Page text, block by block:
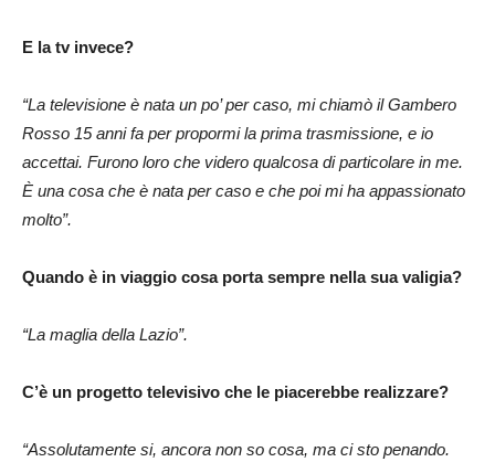
E la tv invece?
“La televisione è nata un po’ per caso, mi chiamò il Gambero
Rosso 15 anni fa per propormi la prima trasmissione, e io
accettai. Furono loro che videro qualcosa di particolare in me.
È una cosa che è nata per caso e che poi mi ha appassionato
molto”.
Quando è in viaggio cosa porta sempre nella sua valigia?
“La maglia della Lazio”.
C’è un progetto televisivo che le piacerebbe realizzare?
“Assolutamente si, ancora non so cosa, ma ci sto penando.